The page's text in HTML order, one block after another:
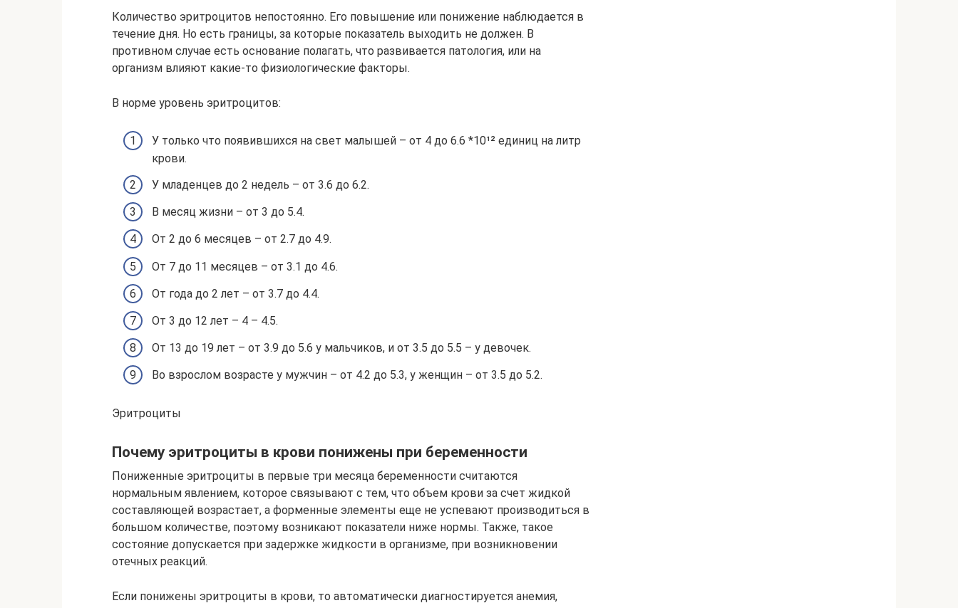
Количество эритроцитов непостоянно. Его повышение или понижение наблюдается в
течение дня. Но есть границы, за которые показатель выходить не должен. В
противном случае есть основание полагать, что развивается патология, или на
организм влияют какие-то физиологические факторы.
В норме уровень эритроцитов:
У только что появившихся на свет малышей – от 4 до 6.6 *10¹² единиц на литр
крови.
У младенцев до 2 недель – от 3.6 до 6.2.
В месяц жизни – от 3 до 5.4.
От 2 до 6 месяцев – от 2.7 до 4.9.
От 7 до 11 месяцев – от 3.1 до 4.6.
От года до 2 лет – от 3.7 до 4.4.
От 3 до 12 лет – 4 – 4.5.
От 13 до 19 лет – от 3.9 до 5.6 у мальчиков, и от 3.5 до 5.5 – у девочек.
Во взрослом возрасте у мужчин – от 4.2 до 5.3, у женщин – от 3.5 до 5.2.
Эритроциты
Почему эритроциты в крови понижены при беременности
Пониженные эритроциты в первые три месяца беременности считаются
нормальным явлением, которое связывают с тем, что объем крови за счет жидкой
составляющей возрастает, а форменные элементы еще не успевают производиться в
большом количестве, поэтому возникают показатели ниже нормы. Также, такое
состояние допускается при задержке жидкости в организме, при возникновении
отечных реакций.
Если понижены эритроциты в крови, то автоматически диагностируется анемия,